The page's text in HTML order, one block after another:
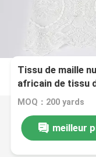
Tissu de maille
africain de tissu
habillées
MOQ：200 yards
meilleur